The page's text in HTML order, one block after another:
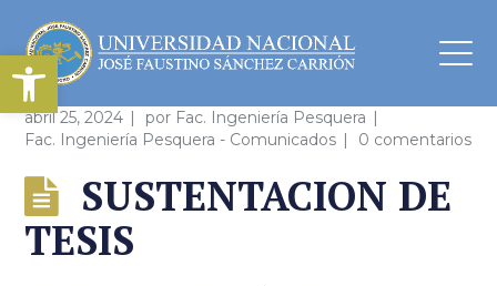
abril 25, 2024 por Fac. Ingeniería Pesquera
Fac. Ingeniería Pesquera - Comunicados
0 comentarios
SUSTENTACION DE
TESIS
Abrir barra de herramientas